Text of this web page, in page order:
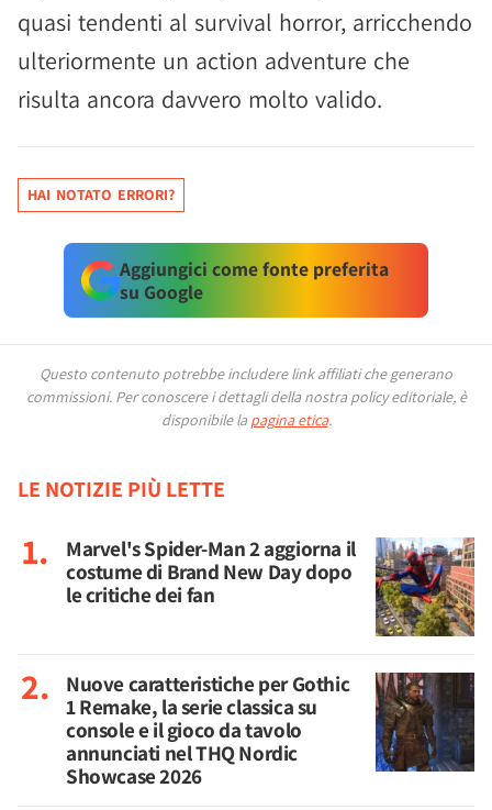
quasi tendenti al survival horror, arricchendo
ulteriormente un action adventure che
risulta ancora davvero molto valido.
HAI NOTATO ERRORI?
Aggiungici come fonte preferita
su Google
Questo contenuto potrebbe includere link affiliati che generano
commissioni. Per conoscere i dettagli della nostra policy editoriale, è
disponibile la pagina etica.
LE NOTIZIE PIÙ LETTE
Marvel's Spider-Man 2 aggiorna il
costume di Brand New Day dopo
le critiche dei fan
Nuove caratteristiche per Gothic
1 Remake, la serie classica su
console e il gioco da tavolo
annunciati nel THQ Nordic
Showcase 2026